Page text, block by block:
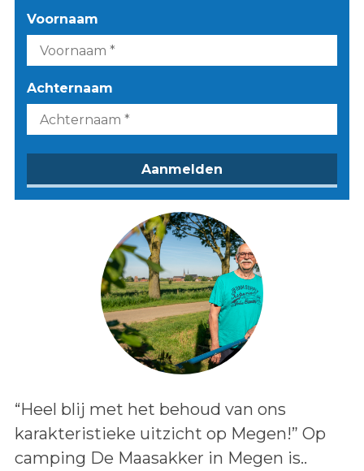
Voornaam
Achternaam
Lees het bericht:
“Heel blij met het behoud van ons
karakteristieke uitzicht op Megen!” Op
camping De Maasakker in Megen is..